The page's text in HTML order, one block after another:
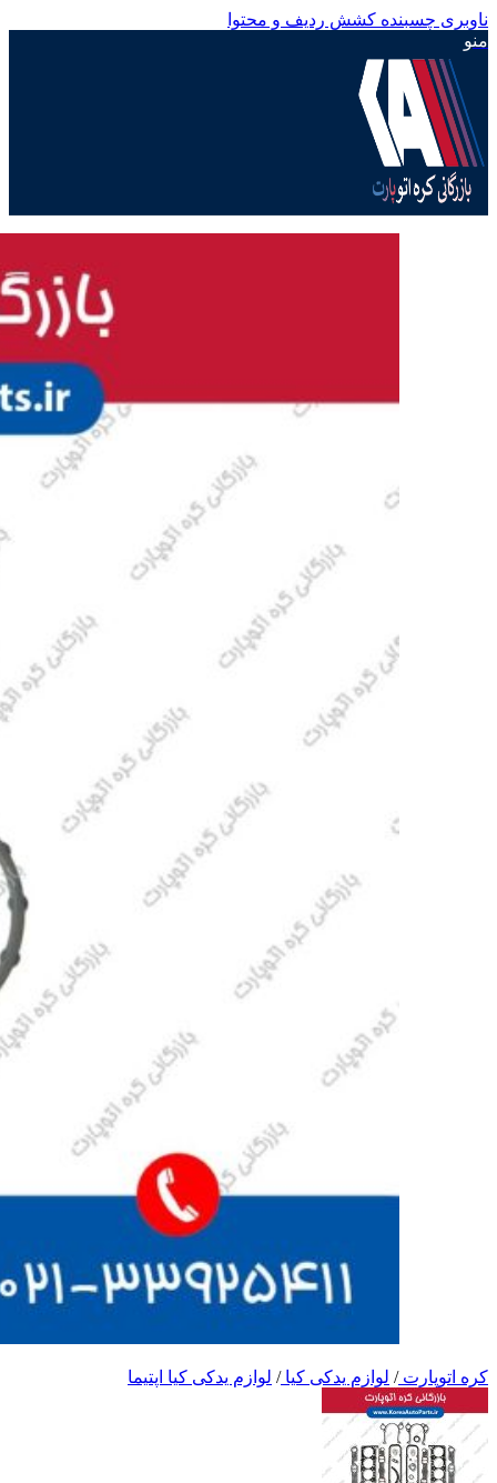
ناوبری چسبنده کشش ردیف و محتوا
منو
کره اتوپارت/ لوازم یدکی کیا/ لوازم یدکی کیا اپتیما